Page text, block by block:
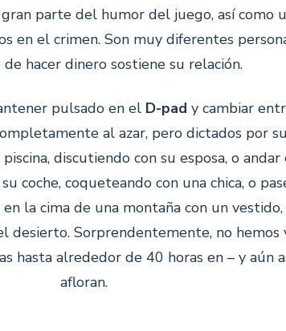
parte del humor del juego, así como
en el crimen. Son muy diferentes
hacer dinero sostiene su relación.
pulsado en el D-pad y cambiar
al azar, pero dictados por
discutiendo con su esposa, o
coche, coqueteando con una chica, o
la cima de una montaña con un
desierto. Sorprendentemente, no hemos
hasta alrededor de 40 horas en – y aún
afloran.